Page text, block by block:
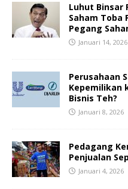
Luhut Binsar
Saham Toba
Pegang
Januari 14, 2026
Perusahaan
Kepemilikan
Bisnis Teh?
Januari 8, 2026
Pedagang
Penjualan
Januari 4, 2026